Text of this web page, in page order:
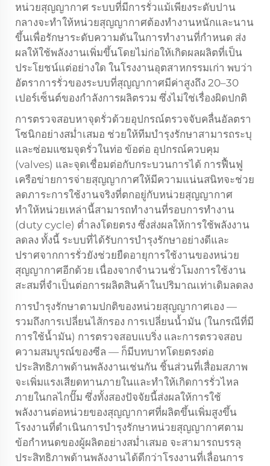
หน่วยสุญญากาศ ระบบที่มีการรั่วแม้เพียงระดับปาน
กลางจะทำให้หน่วยสุญญากาศต้องทำงานหนักและนาน
ขึ้นเพื่อรักษาระดับความดันในการทำงานที่กำหนด ส่ง
ผลให้ใช้พลังงานเพิ่มขึ้นโดยไม่ก่อให้เกิดผลผลิตที่เป็น
ประโยชน์แต่อย่างใด ในโรงงานอุตสาหกรรมเก่า พบว่า
อัตราการรั่วของระบบที่สุญญากาศมีค่าสูงถึง 20–30
เปอร์เซ็นต์ของกำลังการผลิตรวม ซึ่งไม่ใช่เรื่องผิดปกติ
การตรวจสอบหาจุดรั่วด้วยอุปกรณ์ตรวจจับคลื่นอัลตรา
โซนิกอย่างสม่ำเสมอ ช่วยให้ทีมบำรุงรักษาสามารถระบุ
และซ่อมแซมจุดรั่วในท่อ ข้อต่อ อุปกรณ์ควบคุม
(valves) และจุดเชื่อมต่อกับกระบวนการได้ การฟื้นฟู
เครือข่ายการจ่ายสุญญากาศให้มีความแน่นสนิทจะช่วย
ลดภาระการใช้งานจริงที่ตกอยู่กับหน่วยสุญญากาศ
ทำให้หน่วยเหล่านี้สามารถทำงานที่รอบการทำงาน
(duty cycle) ต่ำลงโดยตรง ซึ่งส่งผลให้การใช้พลังงาน
ลดลง ทั้งนี้ ระบบที่ได้รับการบำรุงรักษาอย่างดีและ
ปราศจากการรั่วยังช่วยยืดอายุการใช้งานของหน่วย
สุญญากาศอีกด้วย เนื่องจากจำนวนชั่วโมงการใช้งาน
สะสมที่จำเป็นต่อการผลิตสินค้าในปริมาณเท่าเดิมลดลง
การบำรุงรักษาตามปกติของหน่วยสุญญากาศเอง —
รวมถึงการเปลี่ยนไส้กรอง การเปลี่ยนน้ำมัน (ในกรณีที่มี
การใช้น้ำมัน) การตรวจสอบแบริ่ง และการตรวจสอบ
ความสมบูรณ์ของซีล — ก็มีบทบาทโดยตรงต่อ
ประสิทธิภาพด้านพลังงานเช่นกัน ชิ้นส่วนที่เสื่อมสภาพ
จะเพิ่มแรงเสียดทานภายในและทำให้เกิดการรั่วไหล
ภายในกลไกปั๊ม ซึ่งทั้งสองปัจจัยนี้ส่งผลให้การใช้
พลังงานต่อหน่วยของสุญญากาศที่ผลิตขึ้นเพิ่มสูงขึ้น
โรงงานที่ดำเนินการบำรุงรักษาหน่วยสุญญากาศตาม
ข้อกำหนดของผู้ผลิตอย่างสม่ำเสมอ จะสามารถบรรลุ
ประสิทธิภาพด้านพลังงานได้ดีกว่าโรงงานที่เลื่อนการ